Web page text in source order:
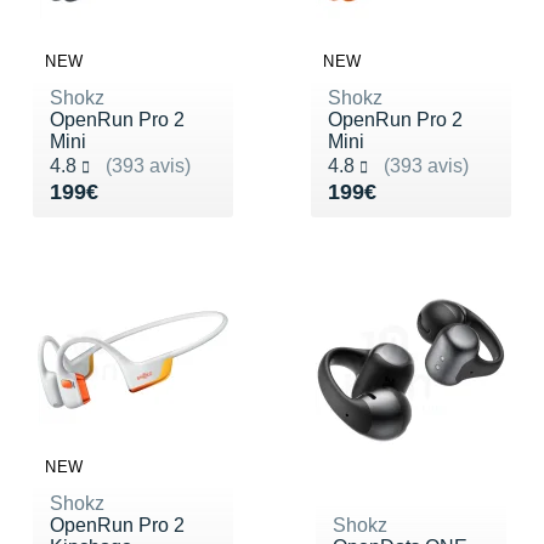
NEW
Shokz
OpenRun Pro 2
Mini
4.8
(393 avis)
Noté 4.8 sur 5
199€
Vendu 199€
NEW
Shokz
OpenRun Pro 2
Mini
4.8
(393 avis)
Noté 4.8 sur 5
199€
Vendu 199€
NEW
Shokz
OpenRun Pro 2
Shokz
+ Voir tous les
Nike
NNormal
Odlo
On-Running
Patagonia
Petzl
Puma